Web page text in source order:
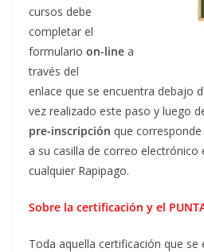
cursos debe
completar el
formulario on-line a
través del
enlace que se encuentra debajo
vez realizado este paso y luego
pre-inscripción que
a su casilla de correo electrónico
cualquier Rapipago.
Sobre la certificación y el
Toda aquella certificación que se